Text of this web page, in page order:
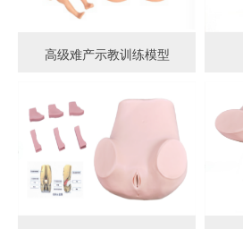
高级难产示教训练模型